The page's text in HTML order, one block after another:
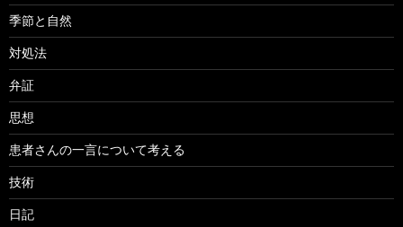
季節と自然
対処法
弁証
思想
患者さんの一言について考える
技術
日記